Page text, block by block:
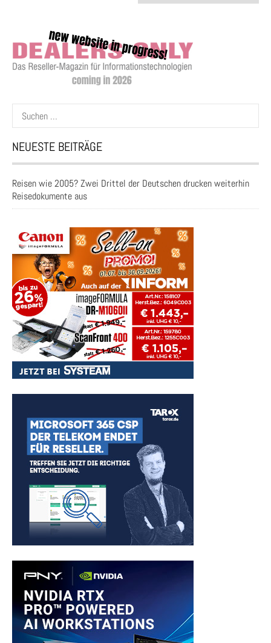
Suchen
nach:
NEUESTE BEITRÄGE
Reisen wie 2005? Zwei Drittel der Deutschen drucken weiterhin
Reisedokumente aus